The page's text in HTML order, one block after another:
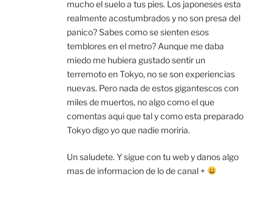
mucho el suelo a tus pies. Los japoneses esta
realmente acostumbrados y no son presa del
panico? Sabes como se sienten esos
temblores en el metro? Aunque me daba
miedo me hubiera gustado sentir un
terremoto en Tokyo, no se son experiencias
nuevas. Pero nada de estos gigantescos con
miles de muertos, no algo como el que
comentas aqui que tal y como esta preparado
Tokyo digo yo que nadie moriria.
Un saludete. Y sigue con tu web y danos algo
mas de informacion de lo de canal +